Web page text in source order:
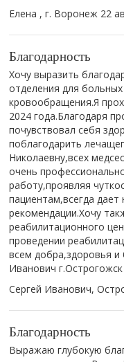
Елена , г. Воронеж22
Благодарность
Хочу выразить
отделения для
кровообращения.Я
2024 года.Благодаря
почувствовал себя
поблагодарить
Николаевну,всех
очень
работу,проявляя
пациентам,всегда
рекомендации.Хочу
реабилитационного
проведении
всем добра,здоровья и
Иванович
Сергей Иванович,
Благодарность
Выражаю глубокую